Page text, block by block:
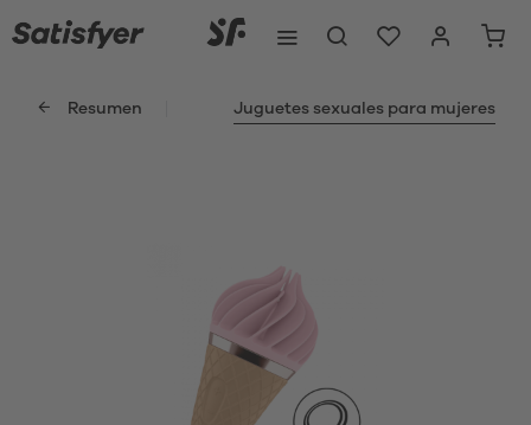
Resumen Juguetes sexuales para mujeres